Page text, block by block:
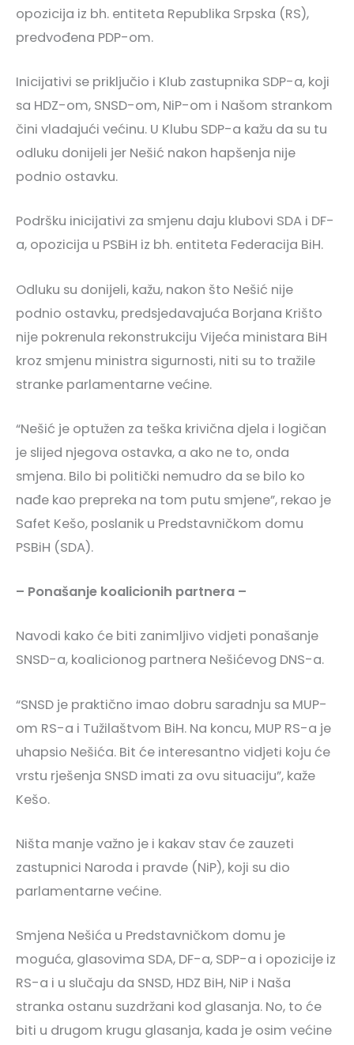
opozicija iz bh. entiteta Republika Srpska (RS),
predvođena PDP-om.
Inicijativi se priključio i Klub zastupnika SDP-a, koji
sa HDZ-om, SNSD-om, NiP-om i Našom strankom
čini vladajući većinu. U Klubu SDP-a kažu da su tu
odluku donijeli jer Nešić nakon hapšenja nije
podnio ostavku.
Podršku inicijativi za smjenu daju klubovi SDA i DF-
a, opozicija u PSBiH iz bh. entiteta Federacija BiH.
Odluku su donijeli, kažu, nakon što Nešić nije
podnio ostavku, predsjedavajuća Borjana Krišto
nije pokrenula rekonstrukciju Vijeća ministara BiH
kroz smjenu ministra sigurnosti, niti su to tražile
stranke parlamentarne većine.
“Nešić je optužen za teška krivična djela i logičan
je slijed njegova ostavka, a ako ne to, onda
smjena. Bilo bi politički nemudro da se bilo ko
nađe kao prepreka na tom putu smjene”, rekao je
Safet Kešo, poslanik u Predstavničkom domu
PSBiH (SDA).
– Ponašanje koalicionih partnera –
Navodi kako će biti zanimljivo vidjeti ponašanje
SNSD-a, koalicionog partnera Nešićevog DNS-a.
“SNSD je praktično imao dobru saradnju sa MUP-
om RS-a i Tužilaštvom BiH. Na koncu, MUP RS-a je
uhapsio Nešića. Bit će interesantno vidjeti koju će
vrstu rješenja SNSD imati za ovu situaciju”, kaže
Kešo.
Ništa manje važno je i kakav stav će zauzeti
zastupnici Naroda i pravde (NiP), koji su dio
parlamentarne većine.
Smjena Nešića u Predstavničkom domu je
moguća, glasovima SDA, DF-a, SDP-a i opozicije iz
RS-a i u slučaju da SNSD, HDZ BiH, NiP i Naša
stranka ostanu suzdržani kod glasanja. No, to će
biti u drugom krugu glasanja, kada je osim većine